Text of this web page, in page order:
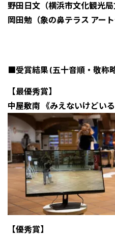
野田日文（横浜市文化観光
岡田勉（象の鼻テラス アート
■受賞結果 (五十音順・敬称
【最優秀賞】
中屋敷南 《みえないけどい
【優秀賞】